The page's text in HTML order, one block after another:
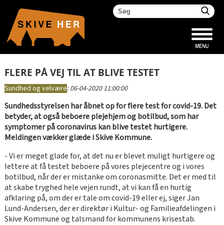
FLERE PÅ VEJ TIL AT BLIVE TESTET
Sundhed og velvære:06-04-2020 11:00:00
Sundhedsstyrelsen har åbnet op for flere test for covid-19. Det
betyder, at også beboere plejehjem og botilbud, som har
symptomer på coronavirus kan blive testet hurtigere.
Meldingen vækker glæde i Skive Kommune.
- Vi er meget glade for, at det nu er blevet muligt hurtigere og
lettere at få testet beboere på vores plejecentre og i vores
botilbud, når der er mistanke om coronasmitte. Det er med til
at skabe tryghed hele vejen rundt, at vi kan få en hurtig
afklaring på, om der er tale om covid-19 eller ej, siger Jan
Lund-Andersen, der er direktør i Kultur- og Familieafdelingen i
Skive Kommune og talsmand for kommunens krisestab.